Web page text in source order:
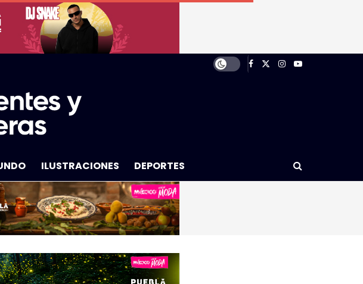
ILUSTRACIONES DEPORTES